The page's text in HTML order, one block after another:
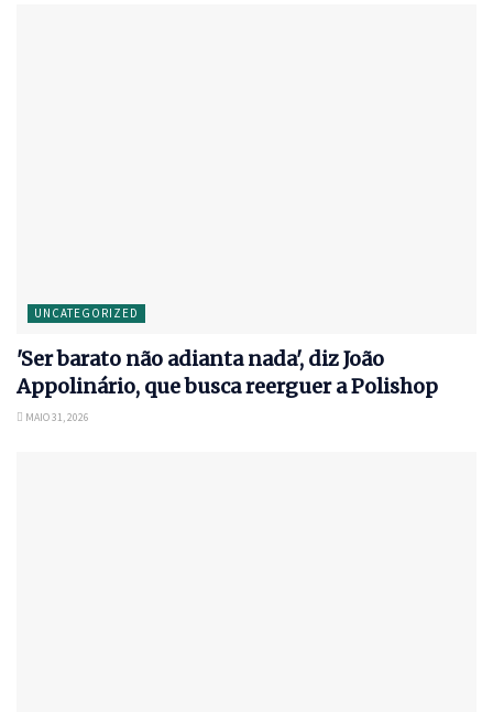
UNCATEGORIZED
'Ser barato não adianta nada', diz João
Appolinário, que busca reerguer a Polishop
MAIO 31, 2026